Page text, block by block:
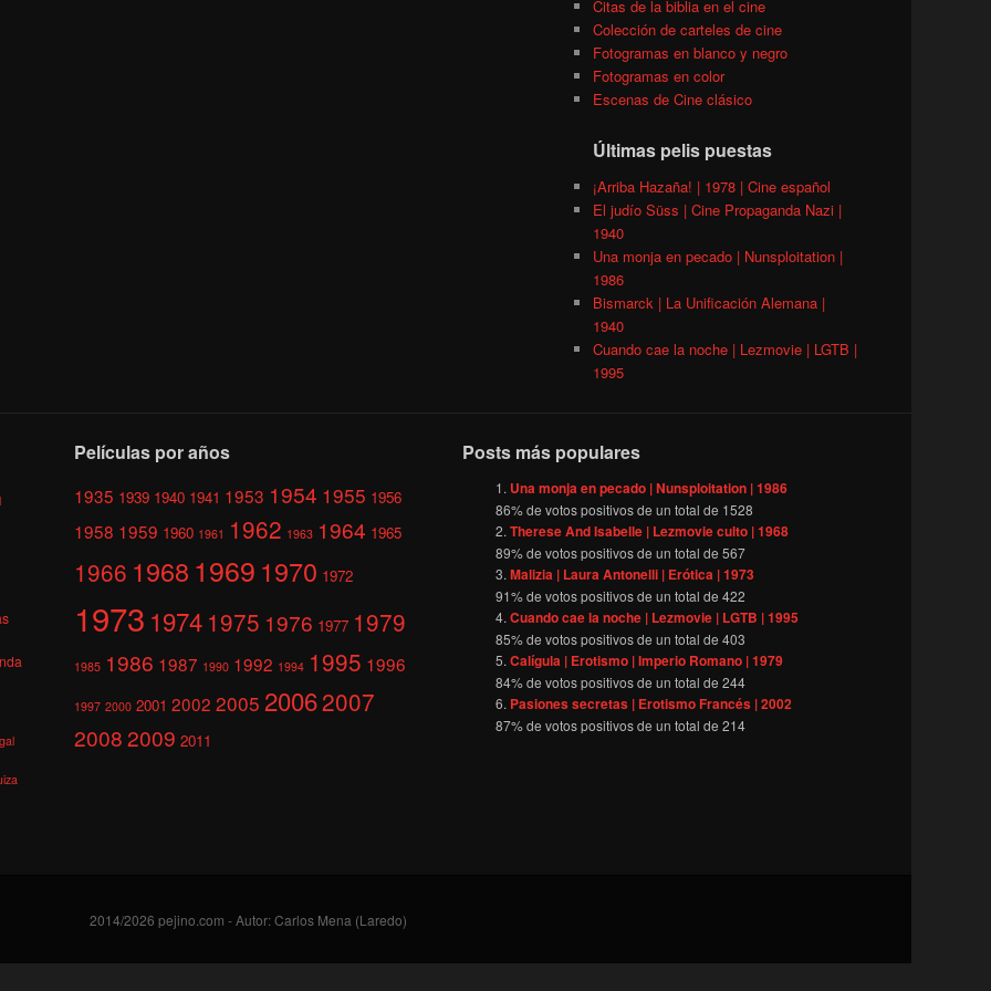
Citas de la biblia en el cine
Colección de carteles de cine
Fotogramas en blanco y negro
Fotogramas en color
Escenas de Cine clásico
Últimas pelis puestas
¡Arriba Hazaña! | 1978 | Cine español
El judío Süss | Cine Propaganda Nazi |
1940
Una monja en pecado | Nunsploitation |
1986
Bismarck | La Unificación Alemana |
1940
Cuando cae la noche | Lezmovie | LGTB |
1995
Películas por años
1935 1939 1940 1941 1953 1954 1955 1956
1958 1959 1960 1961 1962 1963 1964 1965
1966 1968 1969 1970 1972
1973 1974 1975 1976 1977 1979
1985 1986 1987 1990 1992 1994 1995 1996
1997 2000 2001 2002 2005 20062007
20082009 2011
Posts más populares
Una monja en pecado | Nunsploitation | 1986
86% de votos positivos de un total de 1528
Therese And Isabelle | Lezmovie culto | 1968
89% de votos positivos de un total de567
Malizia | Laura Antonelli | Erótica | 1973
91% de votos positivos de un total de422
Cuando cae la noche | Lezmovie | LGTB | 1995
85% de votos positivos de un total de403
Calígula | Erotismo | Imperio Romano | 1979
84% de votos positivos de un total de244
Pasiones secretas | Erotismo Francés | 2002
87% de votos positivos de un total de214
2014/2026 pejino.com - Autor: Carlos Mena (Laredo)